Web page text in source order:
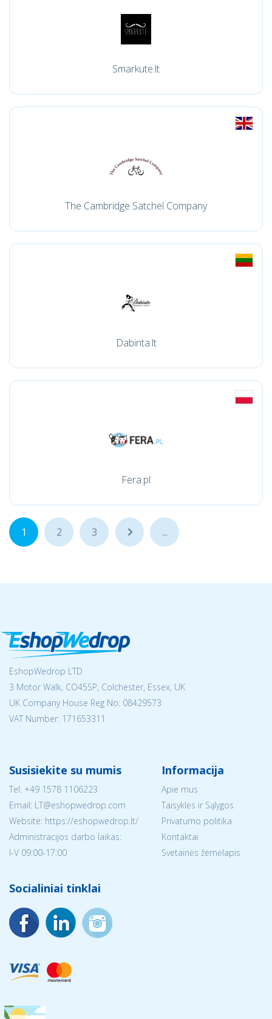
Smarkute.lt
The Cambridge Satchel Company
Dabinta.lt
Fera.pl
1 2 3 ... ...
EshopWedrop LTD
3 Motor Walk, CO45SP, Colchester, Essex, UK
UK Company House Reg No: 08429573
VAT Number: 171653311
Susisiekite su mumis
Tel: +49 1578 1106223
Email: LT@eshopwedrop.com
Website: https://eshopwedrop.lt/
Administracijos darbo laikas:
I-V 09:00-17:00
Informacija
Apie mus
Taisyklės ir Sąlygos
Privatumo politika
Kontaktai
Svetainės žemėlapis
Socialiniai tinklai